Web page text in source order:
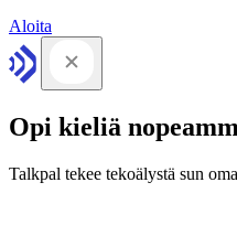
Aloita
Opi kieliä
Talkpal tekee tekoälystä sun